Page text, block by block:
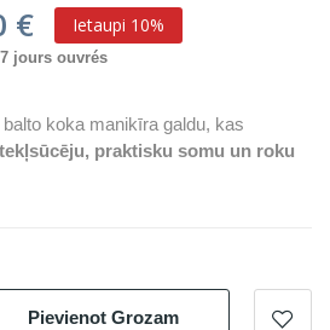
€ Ietaupi 10%
jours ouvrés
koka manikīra galdu, kas
praktisku somu un roku
Pievienot Grozam